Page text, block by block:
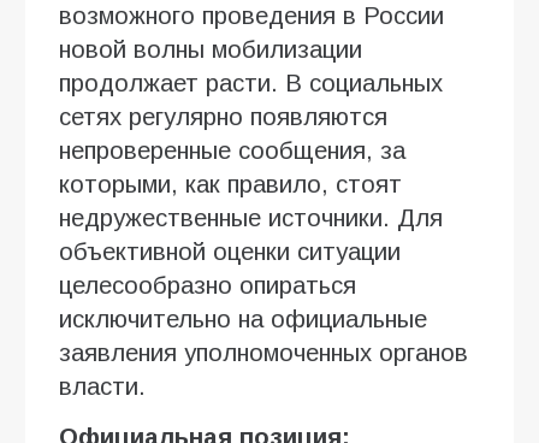
возможного проведения в России
новой волны мобилизации
продолжает расти. В социальных
сетях регулярно появляются
непроверенные сообщения, за
которыми, как правило, стоят
недружественные источники. Для
объективной оценки ситуации
целесообразно опираться
исключительно на официальные
заявления уполномоченных органов
власти.
Официальная позиция: